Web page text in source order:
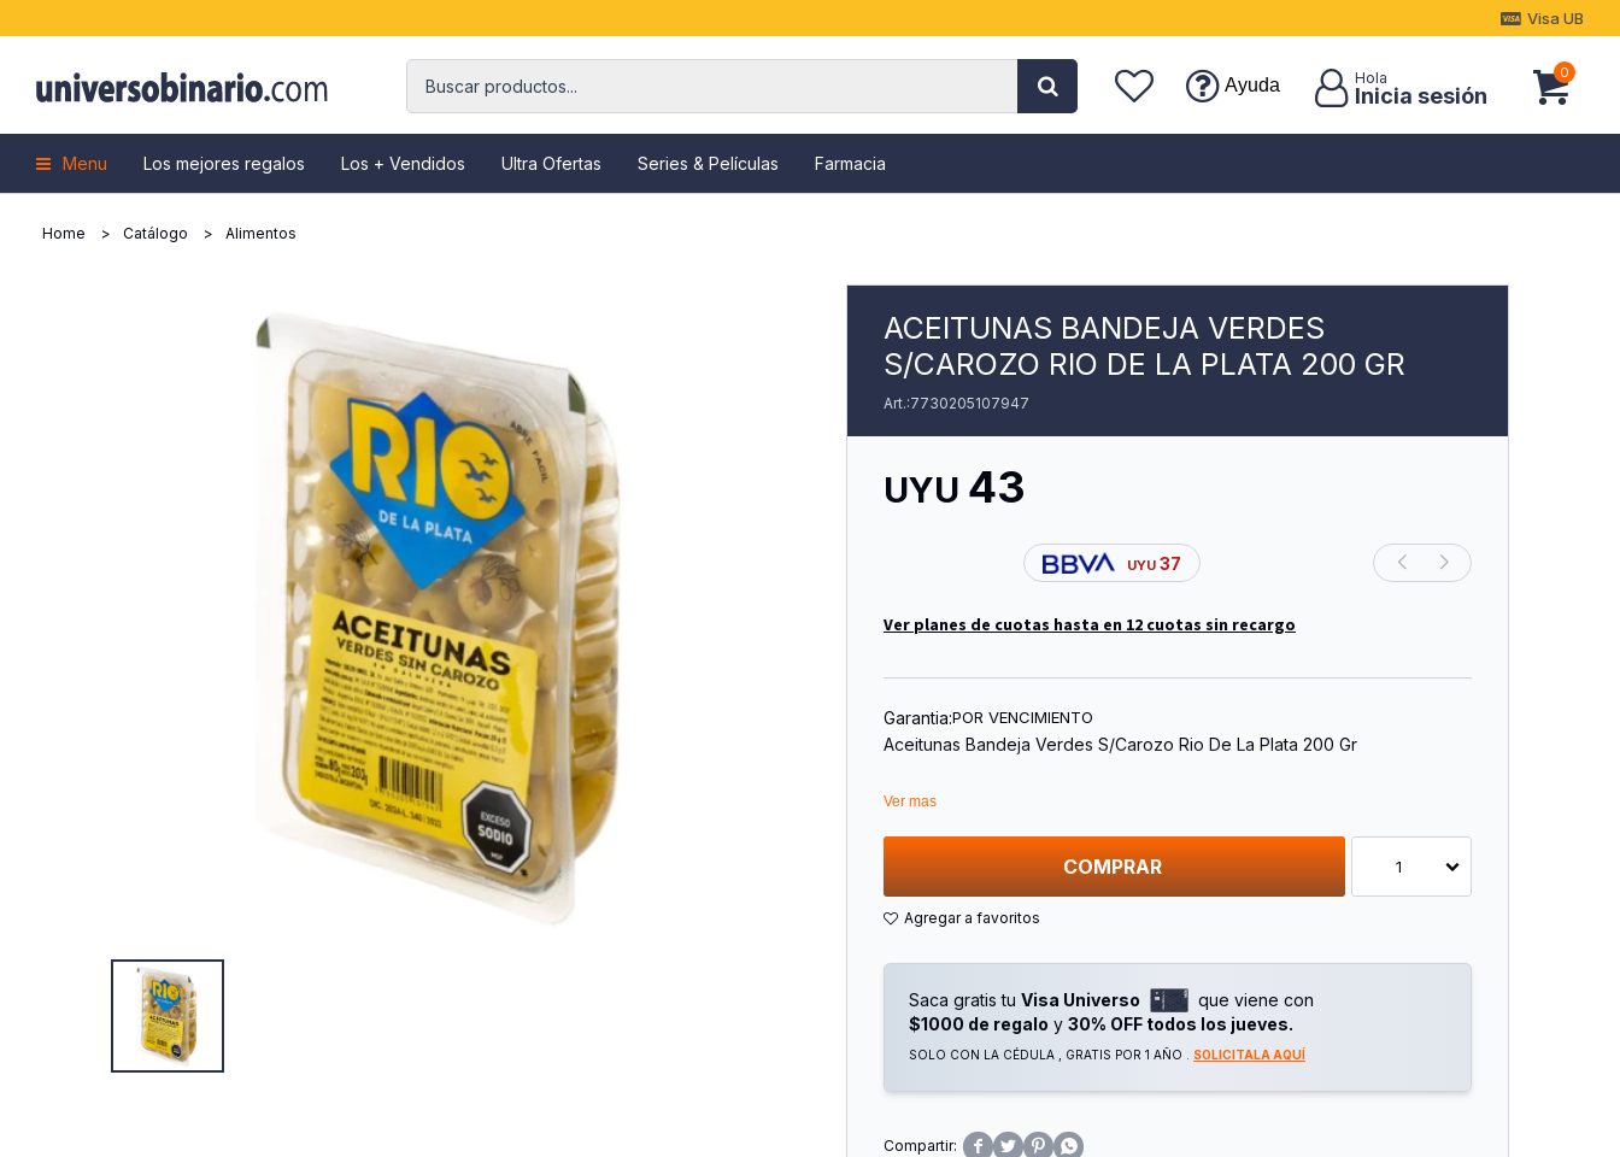
Menu Los mejores regalos Los + Vendidos Ultra Ofertas Series & Películas Farmacia
Ayuda
0
Visa UB
Home Catálogo Alimentos
ACEITUNAS BANDEJA VERDES
S/CAROZO RIO DE LA PLATA 200 GR
7730205107947
UYU 43
UYU 37
Ver planes de cuotas hasta en 12 cuotas sin recargo
Garantia:POR VENCIMIENTO
Aceitunas Bandeja Verdes S/Carozo Rio De La Plata 200 Gr
Ver mas
COMPRAR 1
Saca gratis tu Visa Universo
que viene con
$1000 de regalo y 30% OFF todos los jueves.
SOLO CON LA CÉDULA , GRATIS POR 1 AÑO . SOLICITALA AQUÍ
   